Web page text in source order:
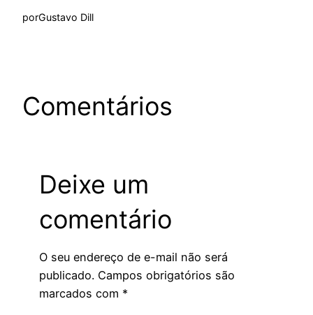
porGustavo Dill
Comentários
Deixe um
comentário
O seu endereço de e-mail não será
publicado. Campos obrigatórios são
marcados com *